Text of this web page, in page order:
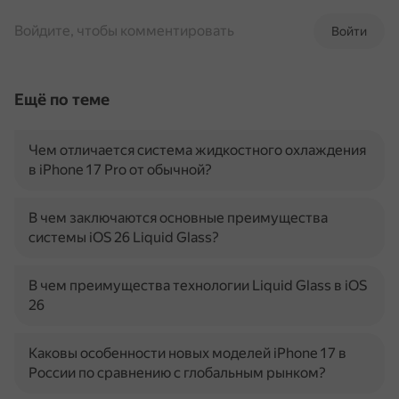
Войти
Войдите, чтобы комментировать
Ещё по теме
Чем отличается система жидкостного охлаждения
в iPhone 17 Pro от обычной?
В чем заключаются основные преимущества
системы iOS 26 Liquid Glass?
В чем преимущества технологии Liquid Glass в iOS
26
Каковы особенности новых моделей iPhone 17 в
России по сравнению с глобальным рынком?